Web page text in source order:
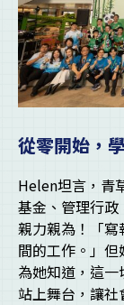
從零開始，
Helen坦言，青
基金、管理行
親力親為！「
間的工作。」
為她知道，這
站上舞台，讓社